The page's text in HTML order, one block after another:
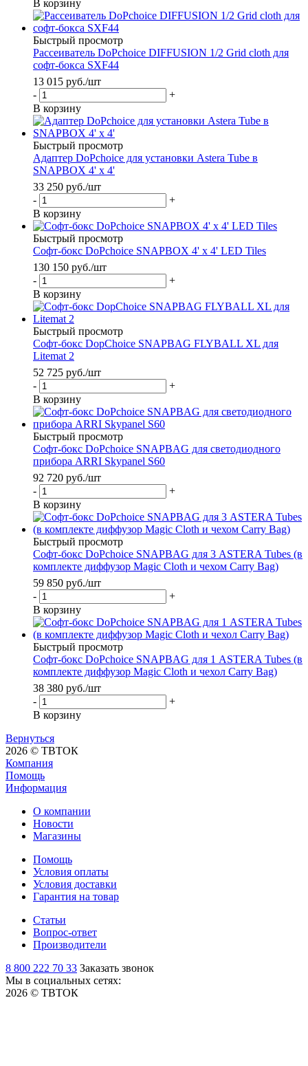
В корзину
Быстрый просмотр
Рассеиватель DoPchoice DIFFUSION 1/2 Grid cloth для
софт-бокса SXF44
13 015 руб./шт
-
+
В корзину
Быстрый просмотр
Адаптер DoPchoice для установки Astera Tube в
SNAPBOX 4' x 4'
33 250 руб./шт
-
+
В корзину
Быстрый просмотр
Софт-бокс DoPchoice SNAPBOX 4' x 4' LED Tiles
130 150 руб./шт
-
+
В корзину
Быстрый просмотр
Софт-бокс DopChoice SNAPBAG FLYBALL XL для
Litemat 2
52 725 руб./шт
-
+
В корзину
Быстрый просмотр
Софт-бокс DoPchoice SNAPBAG для светодиодного
прибора ARRI Skypanel S60
92 720 руб./шт
-
+
В корзину
Быстрый просмотр
Софт-бокс DoPchoice SNAPBAG для 3 ASTERA Tubes (в
комплекте диффузор Magic Cloth и чехом Carry Bag)
59 850 руб./шт
-
+
В корзину
Быстрый просмотр
Софт-бокс DoPchoice SNAPBAG для 1 ASTERA Tubes (в
комплекте диффузор Magic Cloth и чехол Carry Bag)
38 380 руб./шт
-
+
В корзину
Вернуться
2026 © ТВТОК
Компания
Помощь
Информация
О компании
Новости
Магазины
Помощь
Условия оплаты
Условия доставки
Гарантия на товар
Статьи
Вопрос-ответ
Производители
8 800 222 70 33 Заказать звонок
Мы в социальных сетях:
2026 © ТВТОК